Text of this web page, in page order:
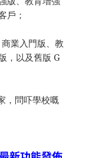
戶；
業入門版、教
，以及舊版 G
，問吓學校嘅